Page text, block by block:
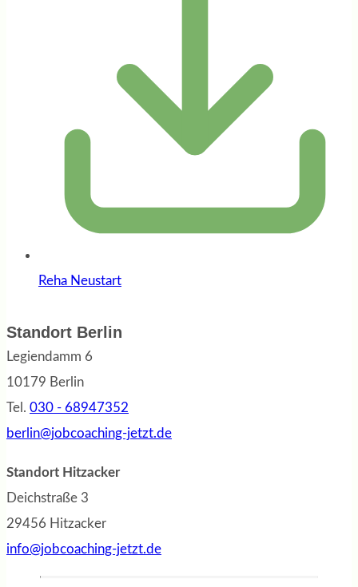
Reha Neustart
Standort Berlin
Legiendamm 6
10179 Berlin
Tel. 030 - 68947352
berlin@jobcoaching-jetzt.de
Standort Hitzacker
Deichstraße 3
29456 Hitzacker
info@jobcoaching-jetzt.de